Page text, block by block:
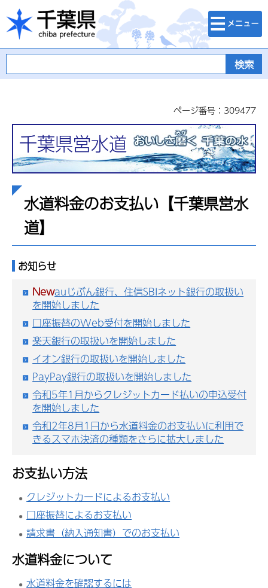
千葉県
検索・メニュ
ー
ページ番号：309477
千葉県営水道
水道料金のお支払い【千葉県営水
道】
お知らせ
Newauじぶん銀行、住信SBIネット銀行の取扱い
を開始しました
口座振替のWeb受付を開始しました
楽天銀行の取扱いを開始しました
イオン銀行の取扱いを開始しました
PayPay銀行の取扱いを開始しました
令和5年1月からクレジットカード払いの申込受付
を開始しました
令和2年8月1日から水道料金のお支払いに利用で
きるスマホ決済の種類をさらに拡大しました
お支払い方法
クレジットカードによるお支払い
口座振替によるお支払い
請求書（納入通知書）でのお支払い
水道料金について
水道料金を確認するには